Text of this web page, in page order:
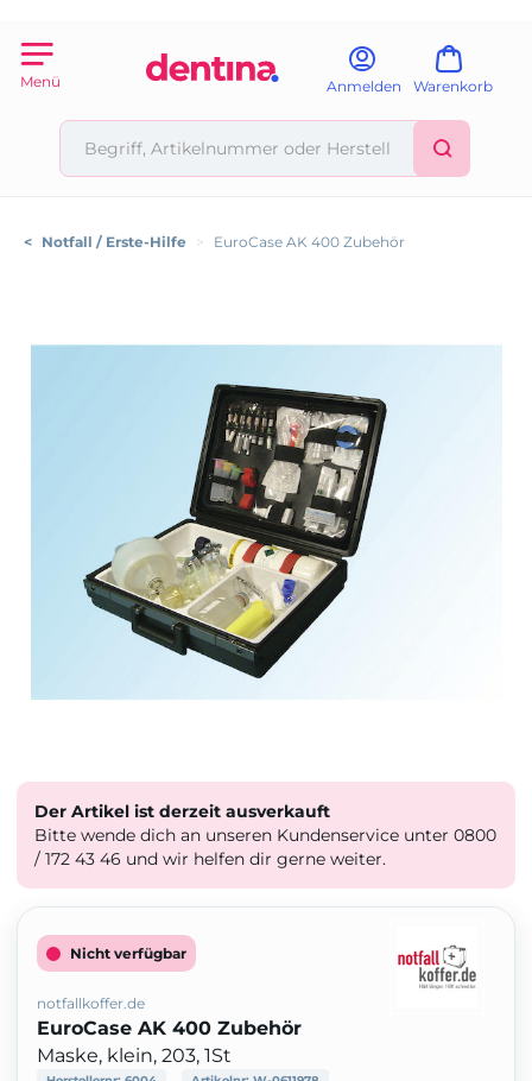
Menü Anmelden Warenkorb
< Notfall / Erste-Hilfe > EuroCase AK 400 Zubehör
Der Artikel ist derzeit ausverkauft
Bitte wende dich an unseren Kundenservice unter 0800
/ 172 43 46 und wir helfen dir gerne weiter.
Nicht verfügbar
notfallkoffer.de
EuroCase AK 400 Zubehör
Maske, klein, 203, 1St